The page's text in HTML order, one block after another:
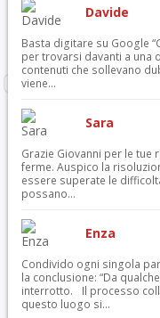
Davide
Basta digitare su Google
per trovarsi davanti a una
contenuti che sollevano
viene...
Sara
Grazie Giovanni per le tue
ferme. Auspico la
essere superate le
possano...
Enza
Condivido ogni singola
la conclusione: “Da
interrotto. Il processo
questo luogo si...